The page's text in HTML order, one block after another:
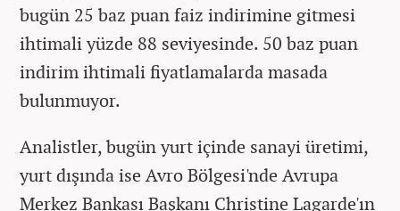
bugün 25 baz puan faiz indirimine gitmesi
ihtimali yüzde 88 seviyesinde. 50 baz puan
indirim ihtimali fiyatlamalarda masada
bulunmuyor.
Analistler, bugün yurt içinde sanayi üretimi,
yurt dışında ise Avro Bölgesi'nde Avrupa
Merkez Bankası Başkanı Christine Lagarde'ın